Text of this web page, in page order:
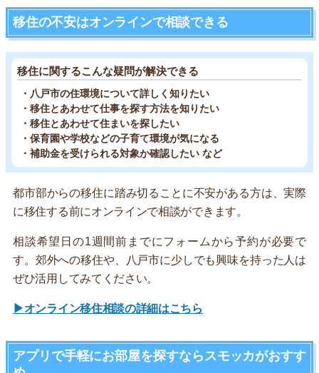
移住の不安はオンラインで相談できる
移住に関するこんな疑問が解決できる
・八戸市の住環境について詳しく知りたい
・移住とあわせて仕事を探す方法を知りたい
・移住とあわせて住まいを探したい
・保育園や学校などの子育て環境が気になる
・補助金を受けられる対象か確認したい など
都市部からの移住に踏み切ることに不安がある方は、実際
に移住する前にオンラインで相談ができます。
相談希望日の1週間前までにフォームから予約が必要で
す。郊外への移住や、八戸市に少しでも興味を持った人は
ぜひ活用してみてください。
▶オンライン移住相談の詳細はこちら
アプリで手軽にお部屋を探すならスモッカがおすす